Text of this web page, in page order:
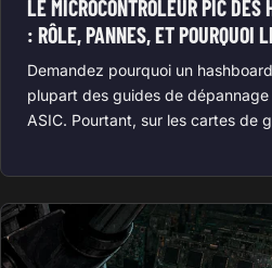
LE MICROCONTRÔLEUR PIC
: RÔLE, PANNES, ET POURQUOI
Demandez pourquoi un
plupart des guides de
ASIC. Pourtant, sur les cartes de